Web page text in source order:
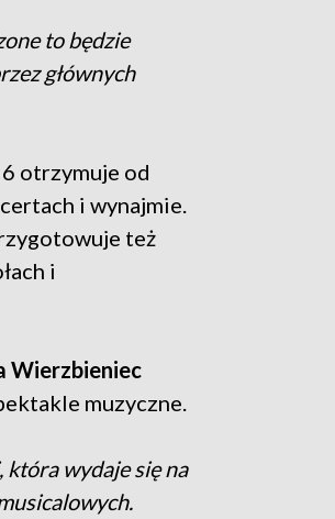
to będzie
głównych
otrzymuje od
i wynajmie.
też
i
Wierzbieniec
muzyczne.
która wydaje się na